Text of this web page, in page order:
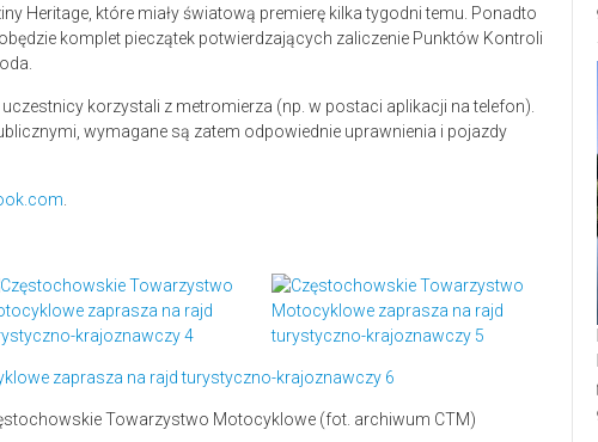
Heritage, które miały światową premierę kilka tygodni temu. Ponadto
komplet pieczątek potwierdzających zaliczenie Punktów Kontroli
korzystali z metromierza (np. w postaci aplikacji na telefon).
wymagane są zatem odpowiednie uprawnienia i pojazdy
.
Towarzystwo Motocyklowe (fot. archiwum CTM)